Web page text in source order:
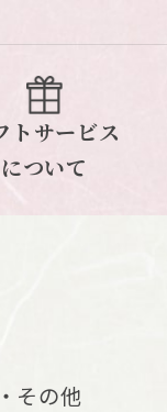
ービス
トサービス
について
その他